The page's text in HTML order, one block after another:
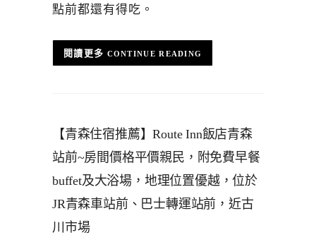
點前都還有得吃。
CONTINUE READING
【青森住宿推薦】Route Inn飯店青森
站前~房間價格平價親民，附免費早餐
buffet及大浴場，地理位置優越，位於
JR青森車站前、巴士轉運站前，近古
川市場